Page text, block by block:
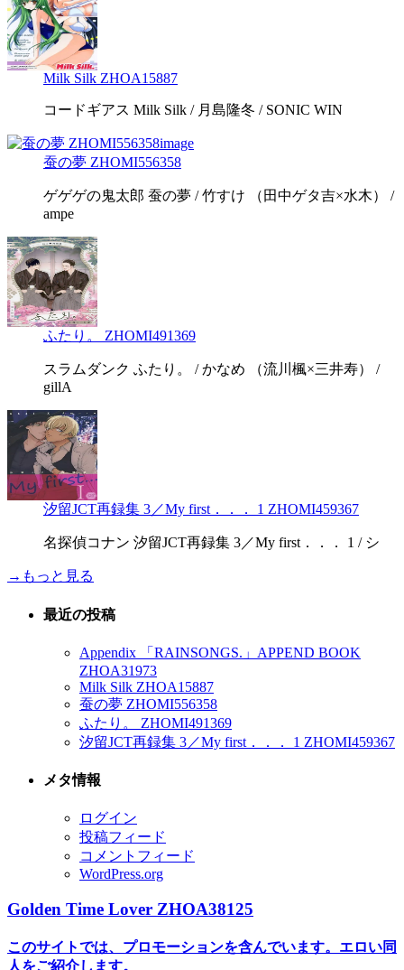
Milk Silk ZHOA15887
コードギアス Milk Silk / 月島隆冬 / SONIC WIN
蚕の夢 ZHOMI556358
ゲゲゲの鬼太郎 蚕の夢 / 竹すけ （田中ゲタ吉×水木） /
ampe
ふたり。 ZHOMI491369
スラムダンク ふたり。 / かなめ （流川楓×三井寿） /
gillA
汐留JCT再録集 3／My first．．． 1 ZHOMI459367
名探偵コナン 汐留JCT再録集 3／My first．．． 1 / シ
→もっと見る
最近の投稿
Appendix 「RAINSONGS.」APPEND BOOK
ZHOA31973
Milk Silk ZHOA15887
蚕の夢 ZHOMI556358
ふたり。 ZHOMI491369
汐留JCT再録集 3／My first．．． 1 ZHOMI459367
メタ情報
ログイン
投稿フィード
コメントフィード
WordPress.org
Golden Time Lover ZHOA38125
このサイトでは、プロモーションを含んでいます。エロい同
人をご紹介します。